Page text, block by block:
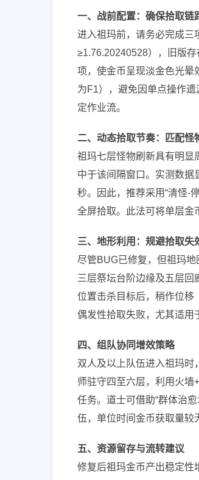
一、战前配置：确保拾取链
进入祖玛前，请务必完成三
≥1.76.20240528），旧版
项，使金币呈现淡金色光晕
为F1），避免因单点操作
定作业流。
二、动态拾取节奏：匹配怪
祖玛七层怪物刷新具有明
中于该间隔窗口。实测数据
秒。因此，推荐采用“清怪-
全屏拾取。此法可将单层金
三、地形利用：规避拾取失
尽管BUG已修复，但祖玛地
三层祭坛台阶边缘及五层
位置击杀目标后，稍作位移
偶发性拾取失败，尤其适用
四、组队协同增效策略
双人及以上队伍进入祖玛时
师驻守四至六层，利用火墙
任务。道士可借助“群体治
伍，单位时间金币获取量较
五、资源留存与流转建议
修复后祖玛金币产出稳定性